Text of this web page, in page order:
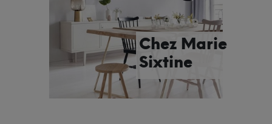
Chez Marie
Sixtine